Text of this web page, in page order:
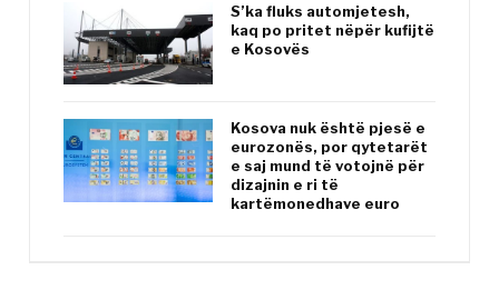
S’ka fluks automjetesh,
kaq po pritet nëpër kufijtë
e Kosovës
Kosova nuk është pjesë e
eurozonës, por qytetarët
e saj mund të votojnë për
dizajnin e ri të
kartëmonedhave euro